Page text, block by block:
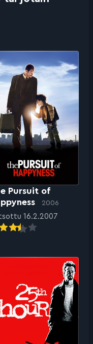
Pursuit of
2006
16.2.2007